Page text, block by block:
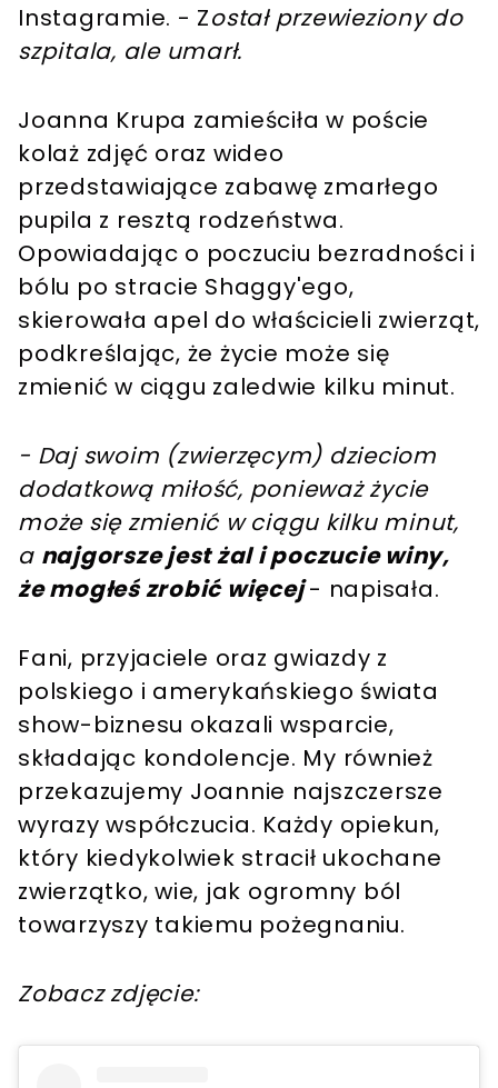
Instagramie. - Został przewieziony do
szpitala, ale umarł.
Joanna Krupa zamieściła w poście
kolaż zdjęć oraz wideo
przedstawiające zabawę zmarłego
pupila z resztą rodzeństwa.
Opowiadając o poczuciu bezradności i
bólu po stracie Shaggy'ego,
skierowała apel do właścicieli zwierząt,
podkreślając, że życie może się
zmienić w ciągu zaledwie kilku minut.
- Daj swoim (zwierzęcym) dzieciom
dodatkową miłość, ponieważ życie
może się zmienić w ciągu kilku minut,
a najgorsze jest żal i poczucie winy,
że mogłeś zrobić więcej - napisała.
Fani, przyjaciele oraz gwiazdy z
polskiego i amerykańskiego świata
show-biznesu okazali wsparcie,
składając kondolencje. My również
przekazujemy Joannie najszczersze
wyrazy współczucia. Każdy opiekun,
który kiedykolwiek stracił ukochane
zwierzątko, wie, jak ogromny ból
towarzyszy takiemu pożegnaniu.
Zobacz zdjęcie: